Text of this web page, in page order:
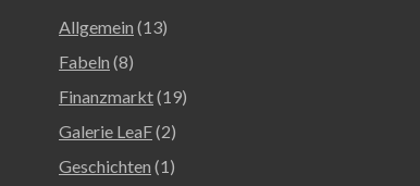
Allgemein (13)
Fabeln (8)
Finanzmarkt(19)
Galerie LeaF(2)
Geschichten (1)